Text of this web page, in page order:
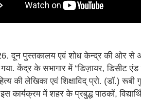
दून पुस्तकालय एवं शोध केन्द्र की ओर से
गया. केंद्र के सभागार में “डिज़ायर, डिसीट
की लेखिका एवं शिक्षाविद् प्रो. (डॉ.)
कार्यक्रम में शहर के प्रबुद्ध पाठकों,